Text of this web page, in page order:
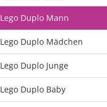
Lego Duplo Mann
Lego Duplo Mädchen
Lego Duplo Junge
Lego Duplo Baby